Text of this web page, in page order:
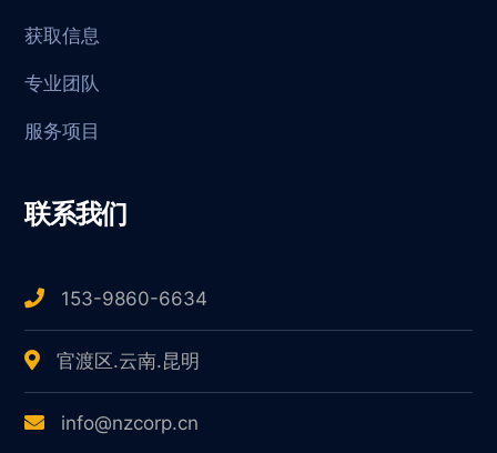
获取信息
专业团队
服务项目
联系我们
153-9860-6634
官渡区.云南.昆明
info@nzcorp.cn